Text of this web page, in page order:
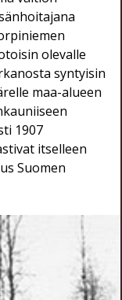
olevalle
syntyisin
maa-alueen
1907
itselleen
Suomen